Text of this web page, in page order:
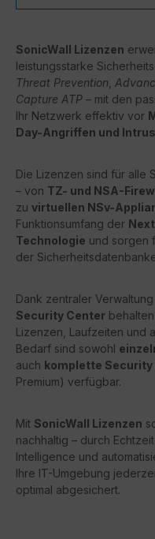
SonicWall Lizenzen
leistungsstarke
Threat Prevention
Capture ATP – mit den
Ihr Netzwerk effektiv vor
Day-Angriffen und
Die Lizenzen sind für alle
– von TZ- und NSA-
zu virtuellen NSv-
Funktionsumfang der
Technologie und sorgen
der
Dank zentraler
Security Center
Lizenzen, Laufzeiten und
Bedarf sind sowohl
auch komplette Security
Premium) verfügbar.
Mit SonicWall Lizenzen
nachhaltig – durch
Intelligence und
Ihre IT-Umgebung
optimal abgesichert.